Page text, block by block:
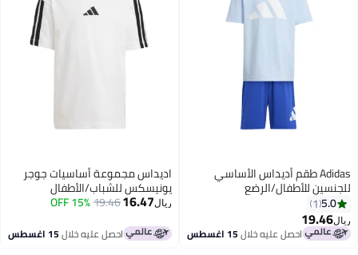
Adidas طقم أديداس الأساسي
للجنسين للأطفال/الرضع
5.0
1
ريال19.46
احصل عليه خلال15 اغسطس
اديداس مجموعة أساسيات جوجر
يونيسكس للشباب/الأطفال
ريال16.47
19.46
15% OFF
احصل عليه خلال15 اغسطس